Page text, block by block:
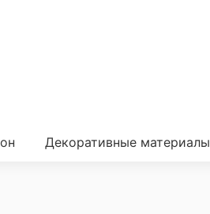
Декоративные материалы